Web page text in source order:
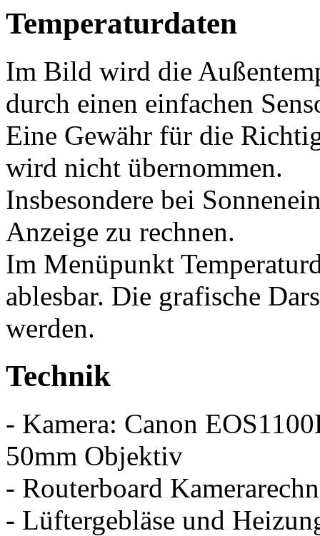
Temperaturdaten
Im Bild wird die
durch einen einfachen
Eine Gewähr für die
wird nicht übernommen.
Insbesondere bei
Anzeige zu rechnen.
Im Menüpunkt
ablesbar. Die grafische
werden.
Technik
- Kamera: Canon
50mm Objektiv
- Routerboard
- Lüftergebläse und